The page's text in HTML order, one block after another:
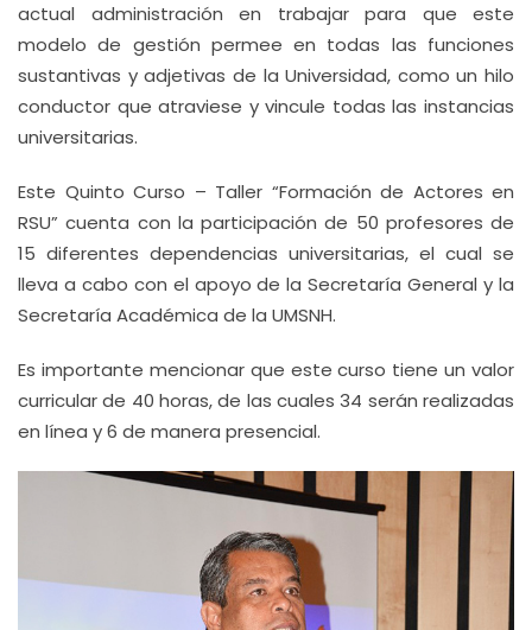
actual administración en trabajar para que este
modelo de gestión permee en todas las funciones
sustantivas y adjetivas de la Universidad, como un hilo
conductor que atraviese y vincule todas las instancias
universitarias.
Este Quinto Curso – Taller “Formación de Actores en
RSU” cuenta con la participación de 50 profesores de
15 diferentes dependencias universitarias, el cual se
lleva a cabo con el apoyo de la Secretaría General y la
Secretaría Académica de la UMSNH.
Es importante mencionar que este curso tiene un valor
curricular de 40 horas, de las cuales 34 serán realizadas
en línea y 6 de manera presencial.